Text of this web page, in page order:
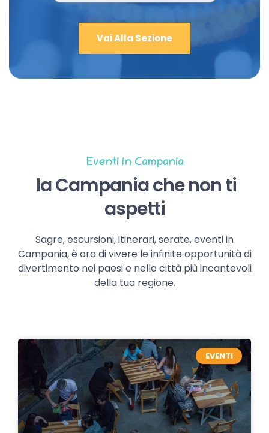
Vai Alla Sezione
Eventi in Campania
la Campania che non ti
aspetti
Sagre, escursioni, itinerari, serate, eventi in
Campania, è ora di vivere le infinite opportunità di
divertimento nei paesi e nelle città più incantevoli
della tua regione.
EVENTI